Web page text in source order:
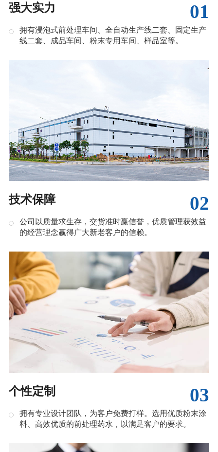
01
强大实力
拥有浸泡式前处理车间、全自动生产线二套、固定生产
线二套、成品车间、粉末专用车间、样品室等。
02
技术保障
公司以质量求生存，交货准时赢信誉，优质管理获效益
的经营理念赢得广大新老客户的信赖。
03
个性定制
拥有专业设计团队，为客户免费打样。选用优质粉末涂
料、高效优质的前处理药水，以满足客户的要求。